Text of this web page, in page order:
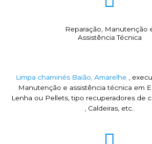
Reparação, Manutenção
Assistência Técnica
Limpa chaminés Baião, Amarelhe ,
Manutenção e assistência técnica em
Lenha ou Pellets, tipo recuperadores de
, Caldeiras, etc..